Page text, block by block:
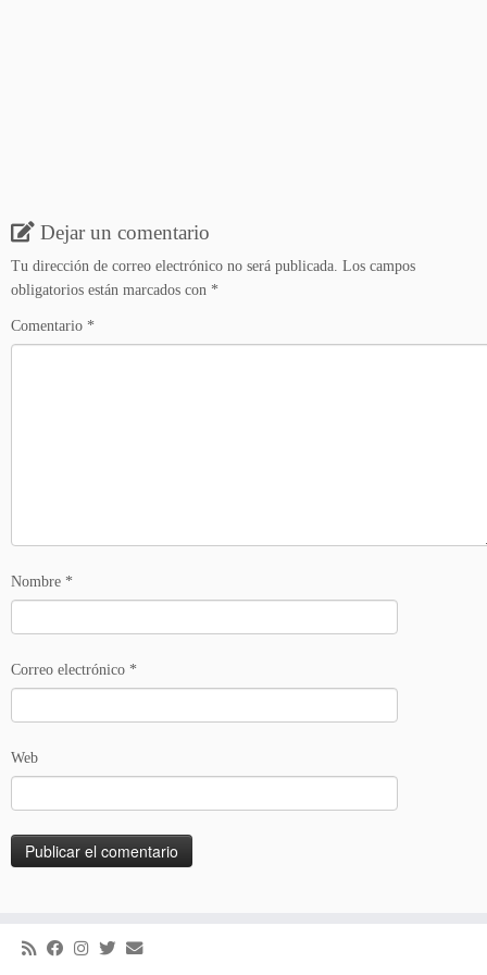
Dejar un comentario
Tu dirección de correo electrónico no será publicada. Los campos
obligatorios están marcados con *
Comentario *
Nombre *
Correo electrónico *
Web